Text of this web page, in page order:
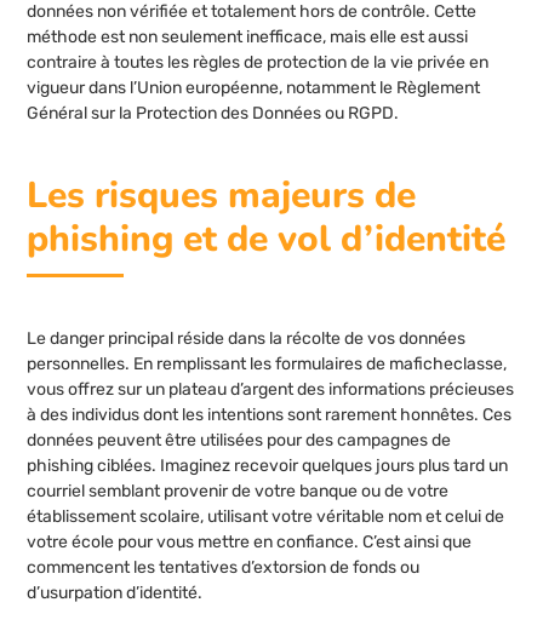
données non vérifiée et totalement hors de contrôle. Cette
méthode est non seulement inefficace, mais elle est aussi
contraire à toutes les règles de protection de la vie privée en
vigueur dans l’Union européenne, notamment le Règlement
Général sur la Protection des Données ou RGPD.
Les risques majeurs de
phishing et de vol d’identité
Le danger principal réside dans la récolte de vos données
personnelles. En remplissant les formulaires de maficheclasse,
vous offrez sur un plateau d’argent des informations précieuses
à des individus dont les intentions sont rarement honnêtes. Ces
données peuvent être utilisées pour des campagnes de
phishing ciblées. Imaginez recevoir quelques jours plus tard un
courriel semblant provenir de votre banque ou de votre
établissement scolaire, utilisant votre véritable nom et celui de
votre école pour vous mettre en confiance. C’est ainsi que
commencent les tentatives d’extorsion de fonds ou
d’usurpation d’identité.